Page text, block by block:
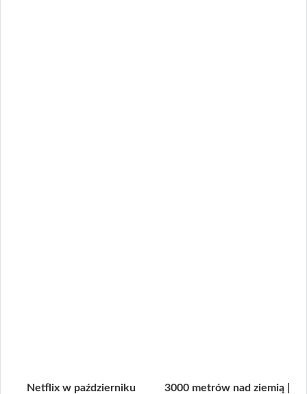
Netflix w październiku
3000 metrów nad ziemią |